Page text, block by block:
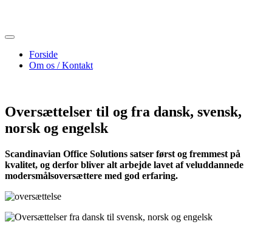
Forside
Om os / Kontakt
Oversættelser til og fra dansk, svensk,
norsk og engelsk
Scandinavian Office Solutions satser først og fremmest på
kvalitet, og derfor bliver alt arbejde lavet af veluddannede
modersmålsoversættere med god erfaring.